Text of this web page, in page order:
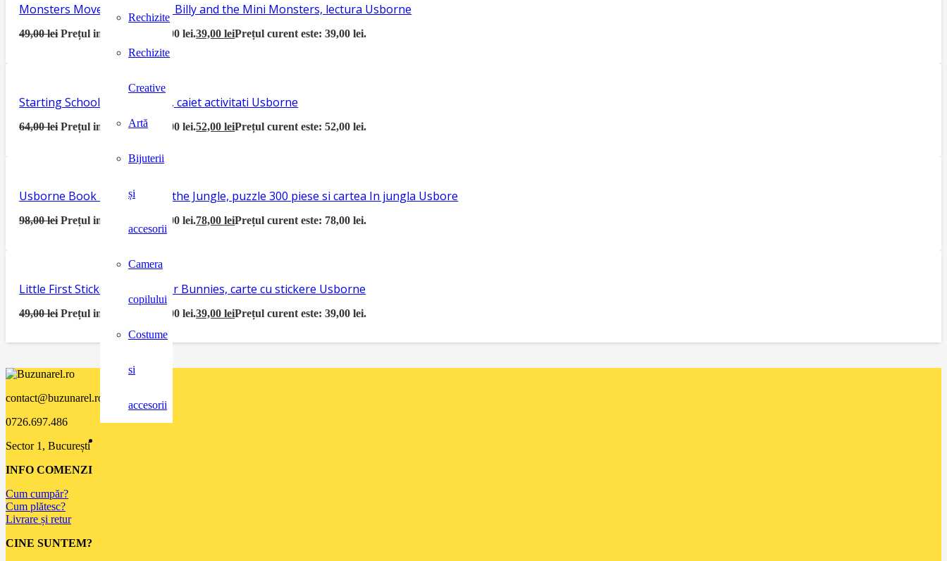
Rechizite
Rechizite
Creative
Artă
Bijuterii
și
accesorii
Camera
copilului
Costume
si
accesorii
Monsters Move House, seria Billy and the Mini Monsters, lectura Usborne
49,00lei Prețul inițial a fost: 49,00 lei.39,00leiPrețul curent este: 39,00 lei.
Starting School Activity Book, caiet activitati Usborne
64,00lei Prețul inițial a fost: 64,00 lei.52,00leiPrețul curent este: 52,00 lei.
Usborne Book and Jigsaw In the Jungle, puzzle 300 piese si cartea In jungla Usbore
98,00lei Prețul inițial a fost: 98,00 lei.78,00leiPrețul curent este: 78,00 lei.
Little First Sticker Book Easter Bunnies, carte cu stickere Usborne
49,00lei Prețul inițial a fost: 49,00 lei.39,00leiPrețul curent este: 39,00 lei.
contact@buzunarel.ro
0726.697.486
Sector 1, București
INFO COMENZI
Cum cumpăr?
Cum plătesc?
Livrare și retur
CINE SUNTEM?